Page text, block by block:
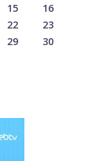
15
16
22
23
29
30